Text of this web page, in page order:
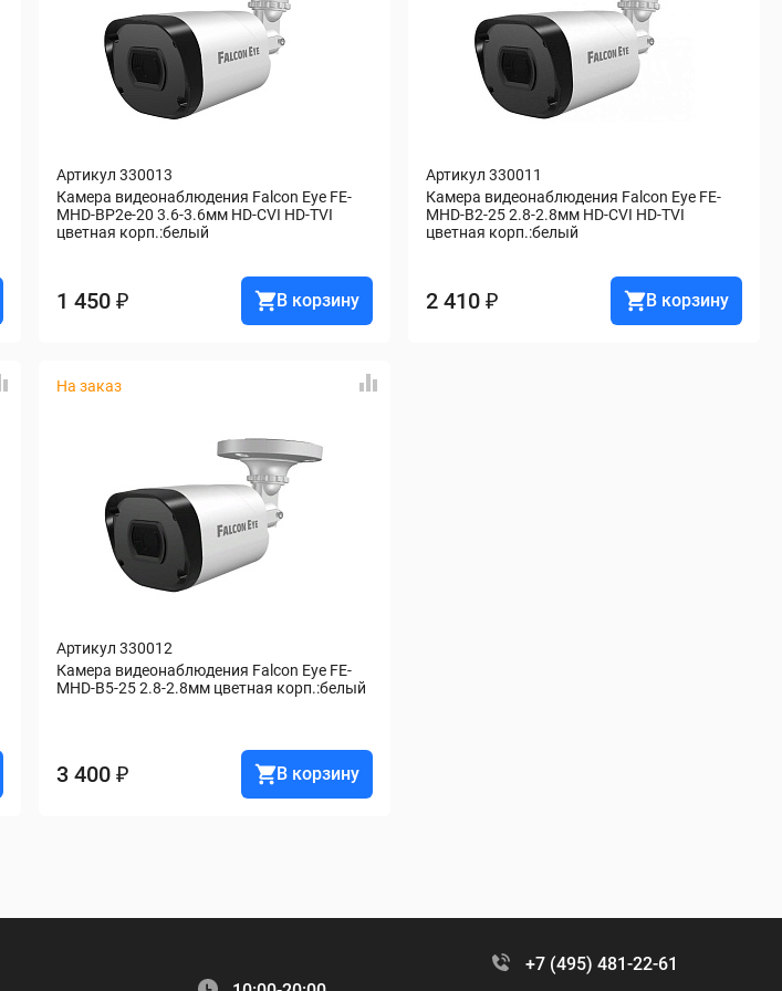
Артикул 330013
Камера видеонаблюдения Falcon Eye FE-
MHD-BP2e-20 3.6-3.6мм HD-CVI HD-TVI
цветная корп.:белый
1 450 ₽ В корзину
Артикул 330011
Камера видеонаблюдения Falcon Eye FE-
MHD-B2-25 2.8-2.8мм HD-CVI HD-TVI
цветная корп.:белый
2 410 ₽ В корзину
На заказ
Артикул 330012
Камера видеонаблюдения Falcon Eye FE-
MHD-B5-25 2.8-2.8мм цветная корп.:белый
3 400 ₽ В корзину
+7 (495) 481-22-61